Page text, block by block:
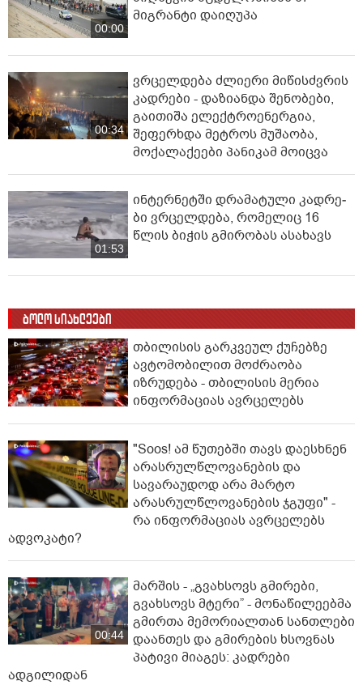
00:00
მიგრანტი დაიღუპა
00:34
ვრცელდება ძლიერი მიწისძვრის
კადრები - დაზიანდა შენობები,
გაითიშა ელექტროენერგია,
შეფერხდა მეტროს მუშაობა,
მოქალაქეები პანიკამ მოიცვა
01:53
ინ­ტერ­ნეტ­ში დრა­მა­ტუ­ლი კად­რე­
ბი ვრცელდება, რომელიც 16
წლის ბიჭის გმირობას ასახავს
ბოლო სიახლეები
თბილისის გარკვეულ ქუჩებზე
ავტომობილით მოძრაობა
იზრუდება - თბილისის მერია
ინფორმაციას ავრცელებს
"Soos! ამ წუთებში თავს დაესხნენ
არასრულწლოვანების და
სავარაუდოდ არა მარტო
არასრულწლოვანების ჯგუფი" -
რა ინფორმაციას ავრცელებს
ადვოკატი?
00:44
მარშის - „გვახსოვს გმირები,
გვახსოვს მტერი” - მონაწილეებმა
გმირთა მემორიალთან სანთლები
დაანთეს და გმირების ხსოვნას
პატივი მიაგეს: კადრები
ადგილიდან